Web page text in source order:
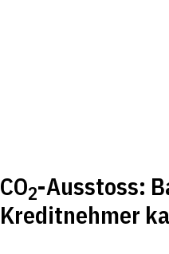
CO2-Ausstoss:
Kreditnehmer